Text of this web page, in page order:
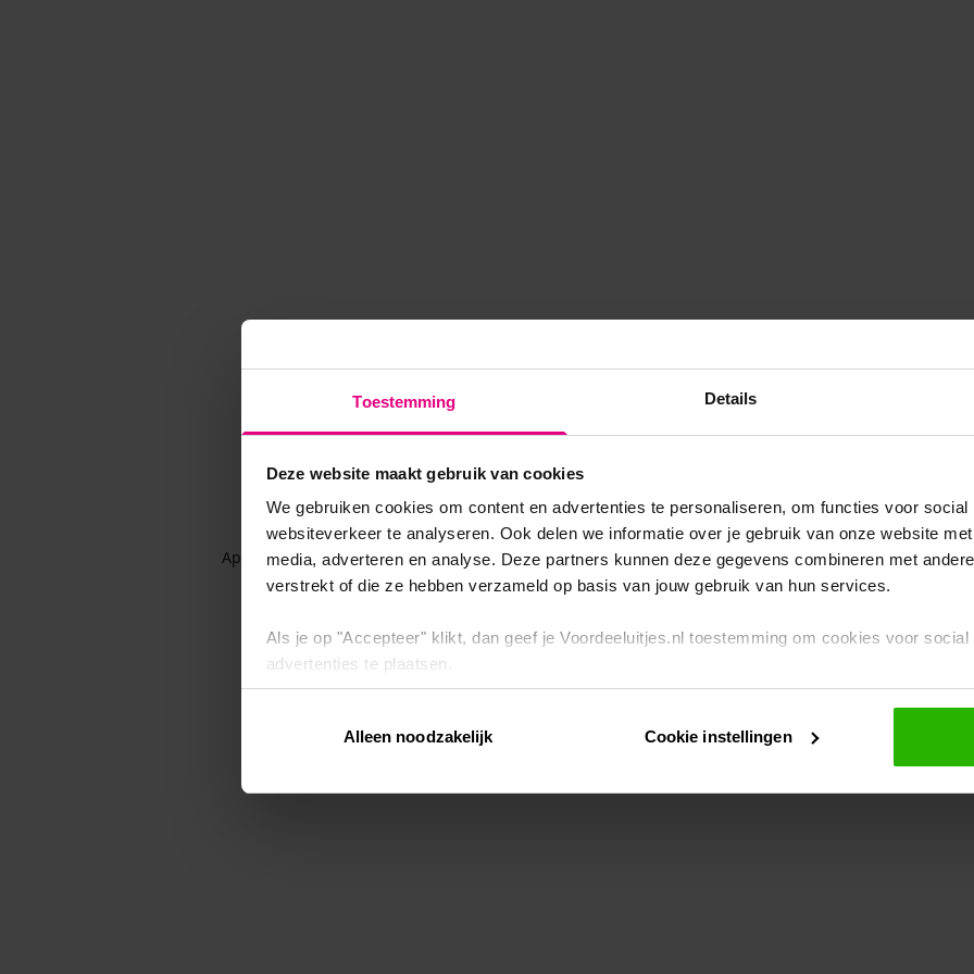
Toestemming Details
Deze website maakt gebruik van cookies
We gebruiken cookies om content en advertenties te personaliseren, om functies voor
websiteverkeer te analyseren. Ook delen we informatie over je gebruik van onze website
media, adverteren en analyse. Deze partners kunnen deze gegevens combineren met
verstrekt of die ze hebben verzameld op basis van jouw gebruik van hun services.
Als je op "Accepteer" klikt, dan geef je Voordeeluitjes.nl toestemming om cookies voor
advertenties te plaatsen.
Via "Cookie instellingen" kun je ook zelf instellen welke cookies worden geplaatst. Je kunt je
intrekken op onscookiebeleid.
Alleen noodzakelijk Cookie instellingen
Application error: a client-side exception has occurred while loadingwww.voordeeluitjes.nl (see the